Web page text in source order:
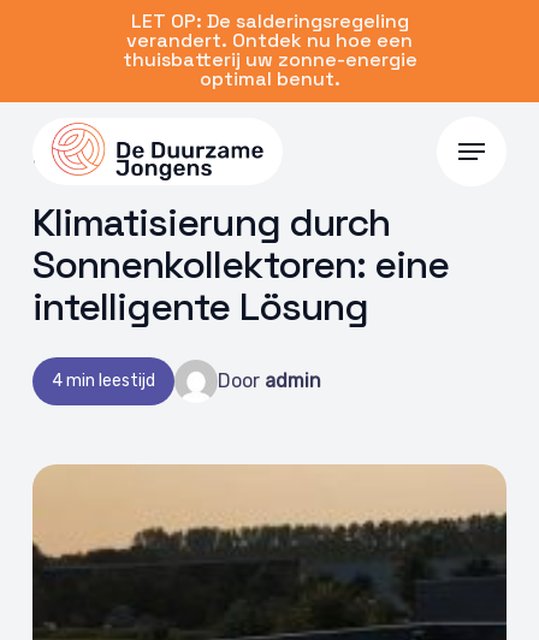
content
LET OP: De salderingsregeling
verandert. Ontdek nu hoe een
thuisbatterij uw zonne-energie
optimal benut.
Menu
03 Juli 2024 | Airco
Klimatisierung durch
Sonnenkollektoren: eine
intelligente Lösung
4 min leestijd Door admin